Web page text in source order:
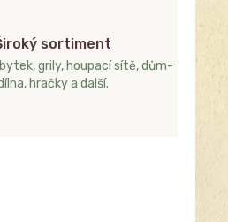
sortiment
grily, houpací sítě, dům-
hračky a další.